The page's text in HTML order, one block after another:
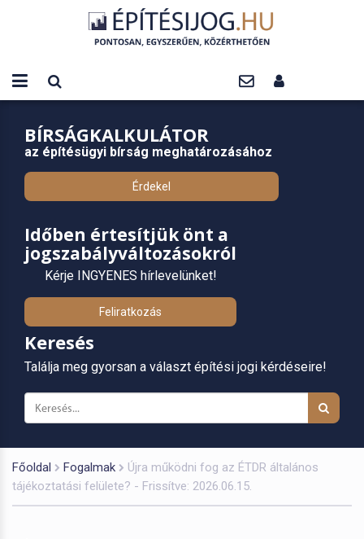
BÍRSÁGKALKULÁTOR
az építésügyi bírság meghatározásához
Érdekel
Időben értesítjük önt a
jogszabályváltozásokról
Kérje INGYENES hírlevelünket!
Feliratkozás
Keresés
Találja meg gyorsan a választ építési jogi kérdéseire!
Főoldal Fogalmak
Újra működni fog az ÉTDR általános
tájékoztatási felülete? - Frissítve: 2026.06.15.